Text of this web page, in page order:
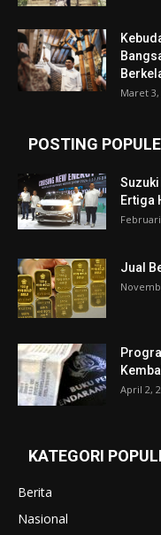
Maret 3,
POSTING
Ertiga
Jual
April 2,
KATEGORI
Berita
Nasional